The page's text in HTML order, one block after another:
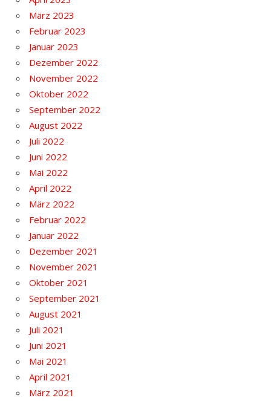
März 2023
Februar 2023
Januar 2023
Dezember 2022
November 2022
Oktober 2022
September 2022
August 2022
Juli 2022
Juni 2022
Mai 2022
April 2022
März 2022
Februar 2022
Januar 2022
Dezember 2021
November 2021
Oktober 2021
September 2021
August 2021
Juli 2021
Juni 2021
Mai 2021
April 2021
März 2021